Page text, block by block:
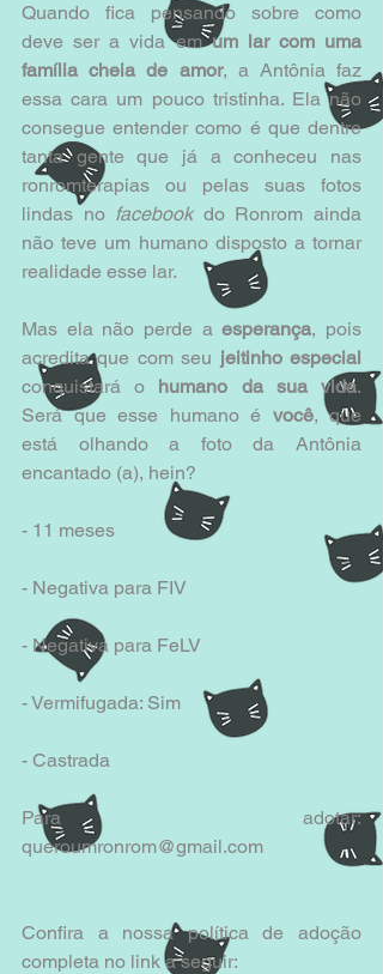
Quando fica pensando sobre como
deve ser a vida em um lar com uma
família cheia de amor, a Antônia faz
essa cara um pouco tristinha. Ela não
consegue entender como é que dentre
tanta gente que já a conheceu nas
ronromterapias ou pelas suas fotos
lindas no facebook do Ronrom ainda
não teve um humano disposto a tornar
realidade esse lar.
Mas ela não perde a esperança, pois
acredita que com seu jeitinho especial
conquistará o humano da sua vida.
Será que esse humano é você, que
está olhando a foto da Antônia
encantado (a), hein?
- 11 meses
- Negativa para FIV
- Negativa para FeLV
- Vermifugada: Sim
- Castrada
Para adotar:
queroumronrom@gmail.com
Confira a nossa política de adoção
completa no link a seguir: